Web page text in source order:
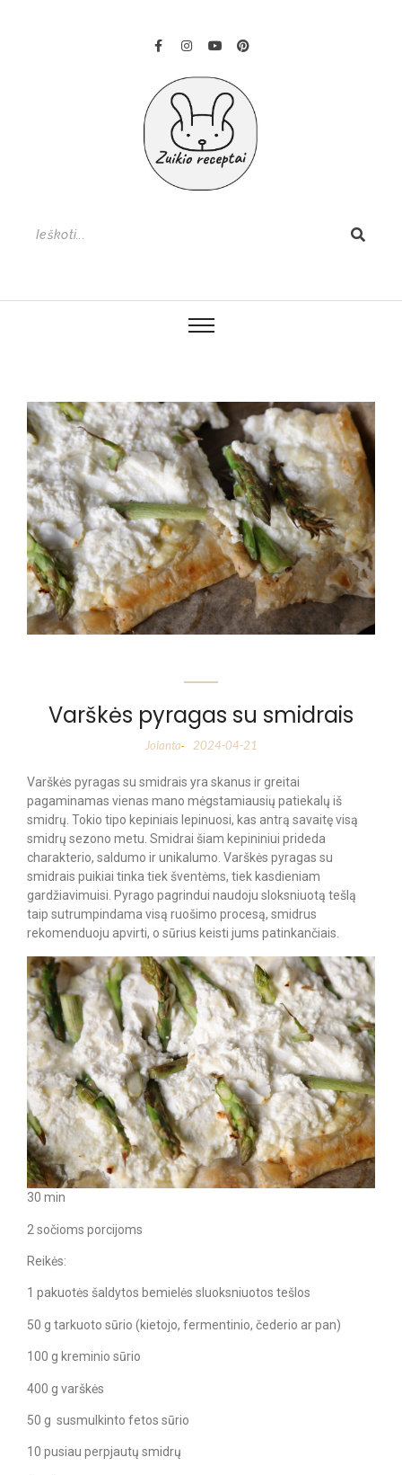
Varškės pyragas su smidrais
Jolanta- 2024-04-21
Varškės pyragas su smidrais yra skanus ir greitai
pagaminamas vienas mano mėgstamiausių patiekalų iš
smidrų. Tokio tipo kepiniais lepinuosi, kas antrą savaitę visą
smidrų sezono metu. Smidrai šiam kepininiui prideda
charakterio, saldumo ir unikalumo. Varškės pyragas su
smidrais puikiai tinka tiek šventėms, tiek kasdieniam
gardžiavimuisi. Pyrago pagrindui naudoju sloksniuotą tešlą
taip sutrumpindama visą ruošimo procesą, smidrus
rekomenduoju apvirti, o sūrius keisti jums patinkančiais.
30 min
2 sočioms porcijoms
Reikės:
1 pakuotės šaldytos bemielės sluoksniuotos tešlos
50 g tarkuoto sūrio (kietojo, fermentinio, čederio ar pan)
100 g kreminio sūrio
400 g varškės
50 g susmulkinto fetos sūrio
10 pusiau perpjautų smidrų